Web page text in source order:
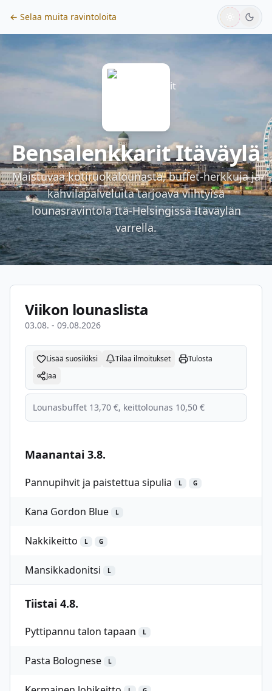
← Selaa muita ravintoloita
Bensalenkkarit Itäväylä
Maistuvaa kotiruokalounasta, buffet-herkkuja ja
kahvilapalveluita tarjoava viihtyisä
lounasravintola Itä-Helsingissä Itäväylän
varrella.
Viikon lounaslista
03.08. - 09.08.2026
Lisää suosikiksi Tilaa ilmoitukset
Tulosta
Jaa
Lounasbuffet 13,70 €, keittolounas 10,50 €
Maanantai 3.8.
Pannupihvit ja paistettua sipulia L G
Kana Gordon Blue L
Nakkikeitto L G
Mansikkadonitsi L
Tiistai 4.8.
Pyttipannu talon tapaan L
Pasta Bolognese L